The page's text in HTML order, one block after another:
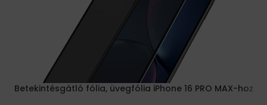
Betekintésgátló fólia, üvegfólia iPhone 16 PRO MAX-hoz